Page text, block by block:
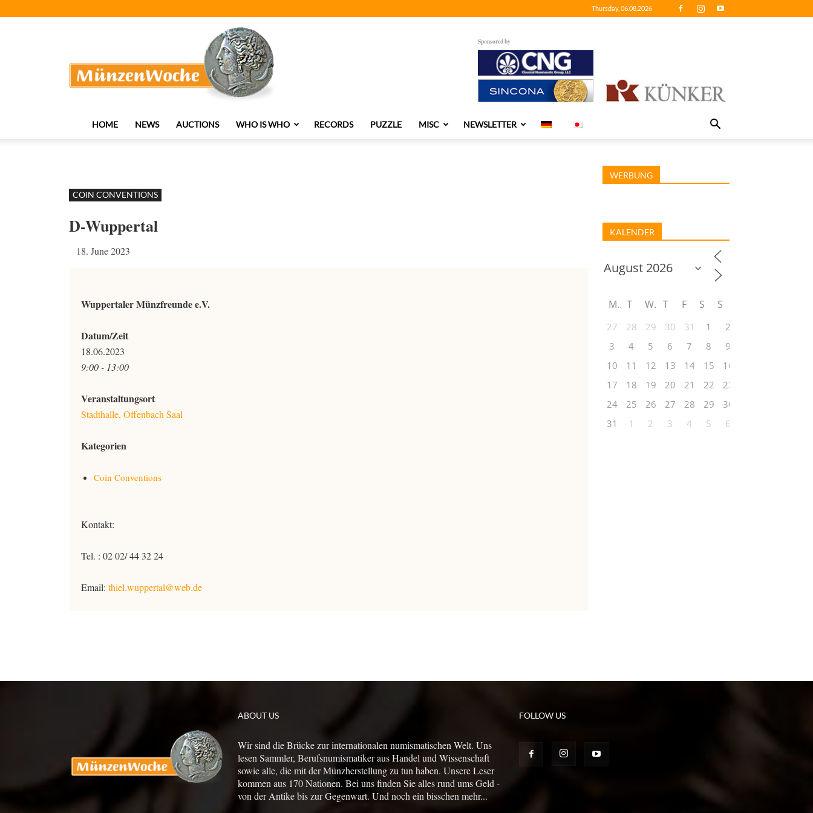
Thursday, 06.08.2026
Sponsored by
HOME NEWS AUCTIONS WHO IS WHO RECORDS PUZZLE MISC NEWSLETTER
COIN CONVENTIONS
D-Wuppertal
18. June 2023
Wuppertaler Münzfreunde e.V.
Datum/Zeit
18.06.2023
9:00 - 13:00
Veranstaltungsort
Stadthalle, Offenbach Saal
Kategorien
Coin Conventions
Kontakt:
Tel. : 02 02/ 44 32 24
Email: thiel.wuppertal@web.de
WERBUNG
KALENDER
M T W T F S S
27 28 29 30 31 1
2
3
4 5 6 7 8
9
10
11 12 13 14 15
16
17
18 19 20 21 22
23
24
25 26 27 28 29
30
31
1 2 3 4 5 6
ABOUT US
Wir sind die Brücke zur internationalen numismatischen Welt. Uns
lesen Sammler, Berufsnumismatiker aus Handel und Wissenschaft
sowie alle, die mit der Münzherstellung zu tun haben. Unsere Leser
kommen aus 170 Nationen. Bei uns finden Sie alles rund ums Geld -
von der Antike bis zur Gegenwart. Und noch ein bisschen mehr...
FOLLOW US